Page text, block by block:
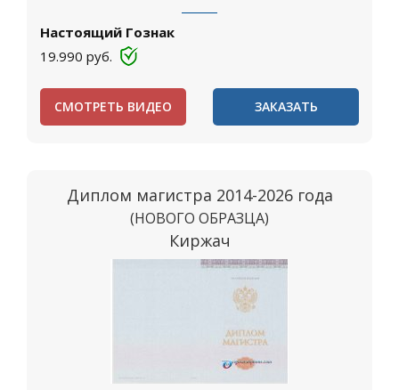
Настоящий Гознак
19.990 руб.
СМОТРЕТЬ ВИДЕО ЗАКАЗАТЬ
Диплом магистра 2014-2026 года
(НОВОГО ОБРАЗЦА)
Киржач